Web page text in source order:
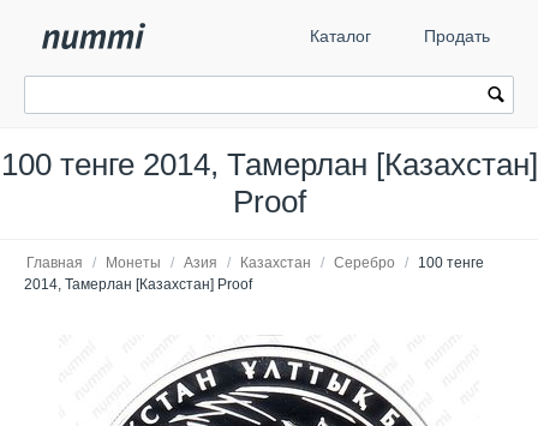
Каталог Продать
100 тенге 2014, Тамерлан [Казахстан]
Proof
Главная / Монеты / Азия / Казахстан / Серебро /
100 тенге
2014, Тамерлан [Казахстан] Proof